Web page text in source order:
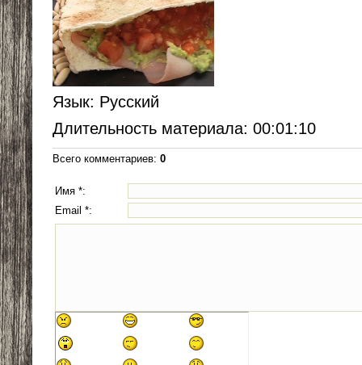
Язык: Русский
Длительность материала: 00:01:10
Всего комментариев: 0
Имя *:
Email *: